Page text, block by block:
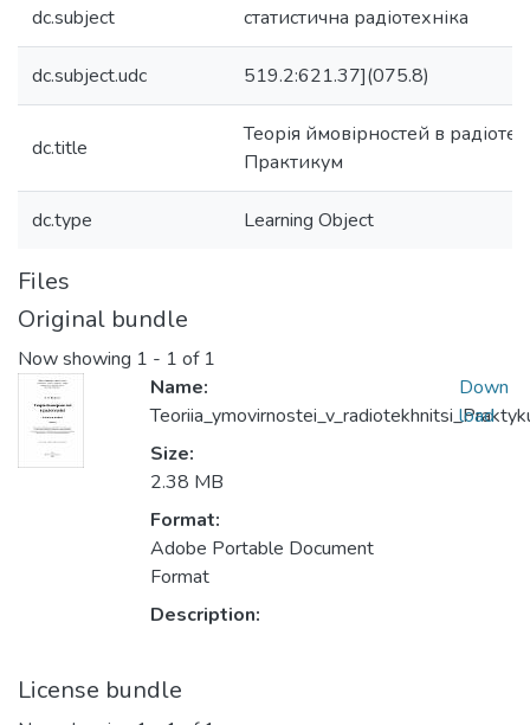
dc.subject статистична радіотехніка
dc.subject.udc 519.2:621.37](075.8)
dc.title
Теорія ймовірностей в
Практикум
dc.type Learning Object
Files
Original bundle
Now showing 1 - 1 of 1
Name:
Size:
2.38 MB
Format:
Adobe Portable Document
Format
Description:
Down
load
License bundle